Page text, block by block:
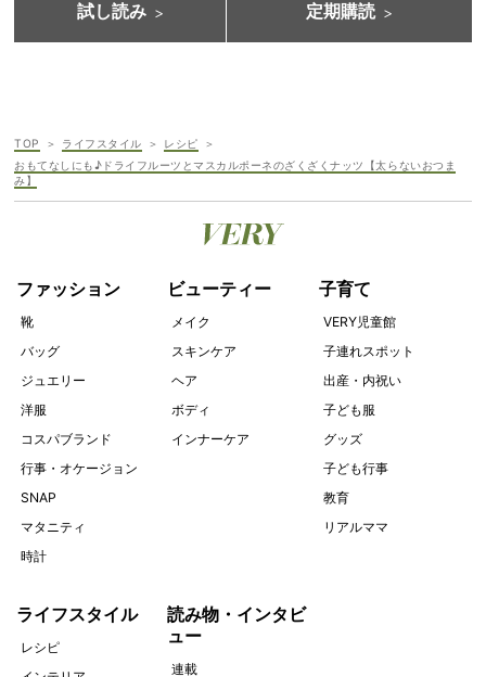
試し読み 定期購読
TOP ライフスタイル
レシピ
おもてなしにも♪ドライフルーツとマスカルポーネのざくざくナッツ【太らないおつま
み】
ファッション
靴
バッグ
ジュエリー
洋服
コスパブランド
行事・オケージョン
SNAP
マタニティ
時計
ビューティー
メイク
スキンケア
ヘア
ボディ
インナーケア
子育て
VERY児童館
子連れスポット
出産・内祝い
子ども服
グッズ
子ども行事
教育
リアルママ
ライフスタイル
レシピ
読み物・インタビ
ュー
連載